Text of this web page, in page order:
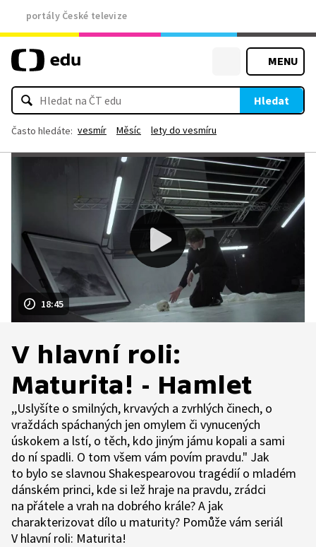
portály České televize
MENU
Hledat
Často hledáte: vesmír Měsíc lety do vesmíru
18:45
V hlavní roli:
Maturita! - Hamlet
,,Uslyšíte o smilných, krvavých a zvrhlých činech, o
vraždách spáchaných jen omylem či vynucených
úskokem a lstí, o těch, kdo jiným jámu kopali a sami
do ní spadli. O tom všem vám povím pravdu." Jak
to bylo se slavnou Shakespearovou tragédií o mladém
dánském princi, kde si lež hraje na pravdu, zrádci
na přátele a vrah na dobrého krále? A jak
charakterizovat dílo u maturity? Pomůže vám seriál
V hlavní roli: Maturita!